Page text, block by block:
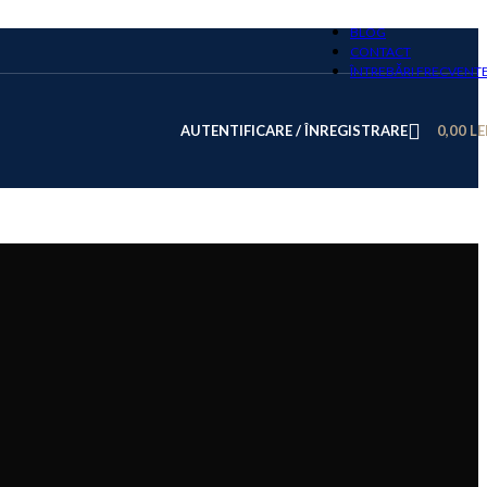
BLOG
CONTACT
ÎNTREBĂRI
AUTENTIFICARE / ÎNREGISTRARE 0,00